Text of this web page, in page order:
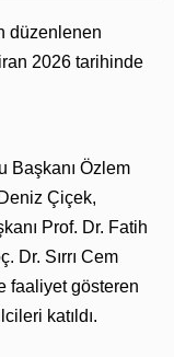
düzenlenen
2026 tarihinde
Başkanı Özlem
Çiçek,
Prof. Dr. Fatih
Dr. Sırrı Cem
faaliyet gösteren
katıldı.